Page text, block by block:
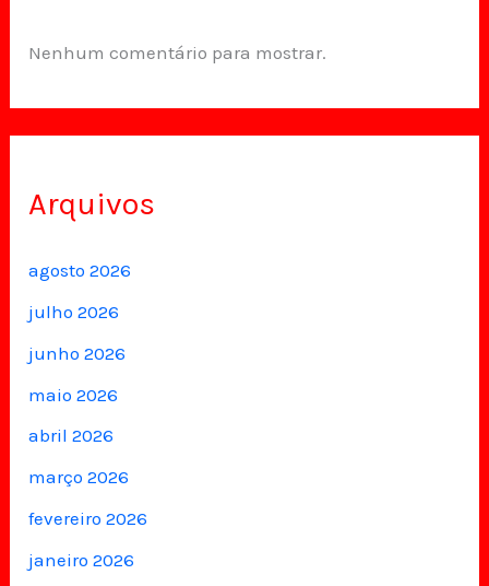
Nenhum comentário para mostrar.
Arquivos
agosto 2026
julho 2026
junho 2026
maio 2026
abril 2026
março 2026
fevereiro 2026
janeiro 2026